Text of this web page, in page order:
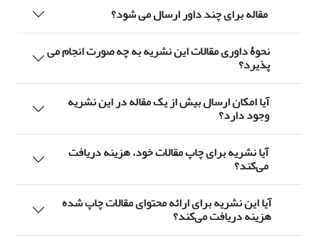
مقاله برای چند داور ارسال می شود؟
نحوۀ داوری مقالات این نشریه به چه صورت انجام می
پذیرد؟
آیا امکان ارسال بیش از یک مقاله در این نشریه
وجود دارد؟
آیا نشریه برای چاپ مقالات خود، هزینه دریافت
می‌کند؟
آیا این نشریه برای ارائه محتوای مقالات چاپ شده
هزینه‌ دریافت می‌کند؟